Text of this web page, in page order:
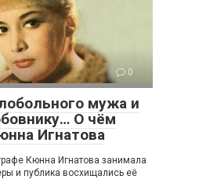
0
мужа и
О чём
Игнатова
Кюнна Игнатова занимала
и публика восхищались её